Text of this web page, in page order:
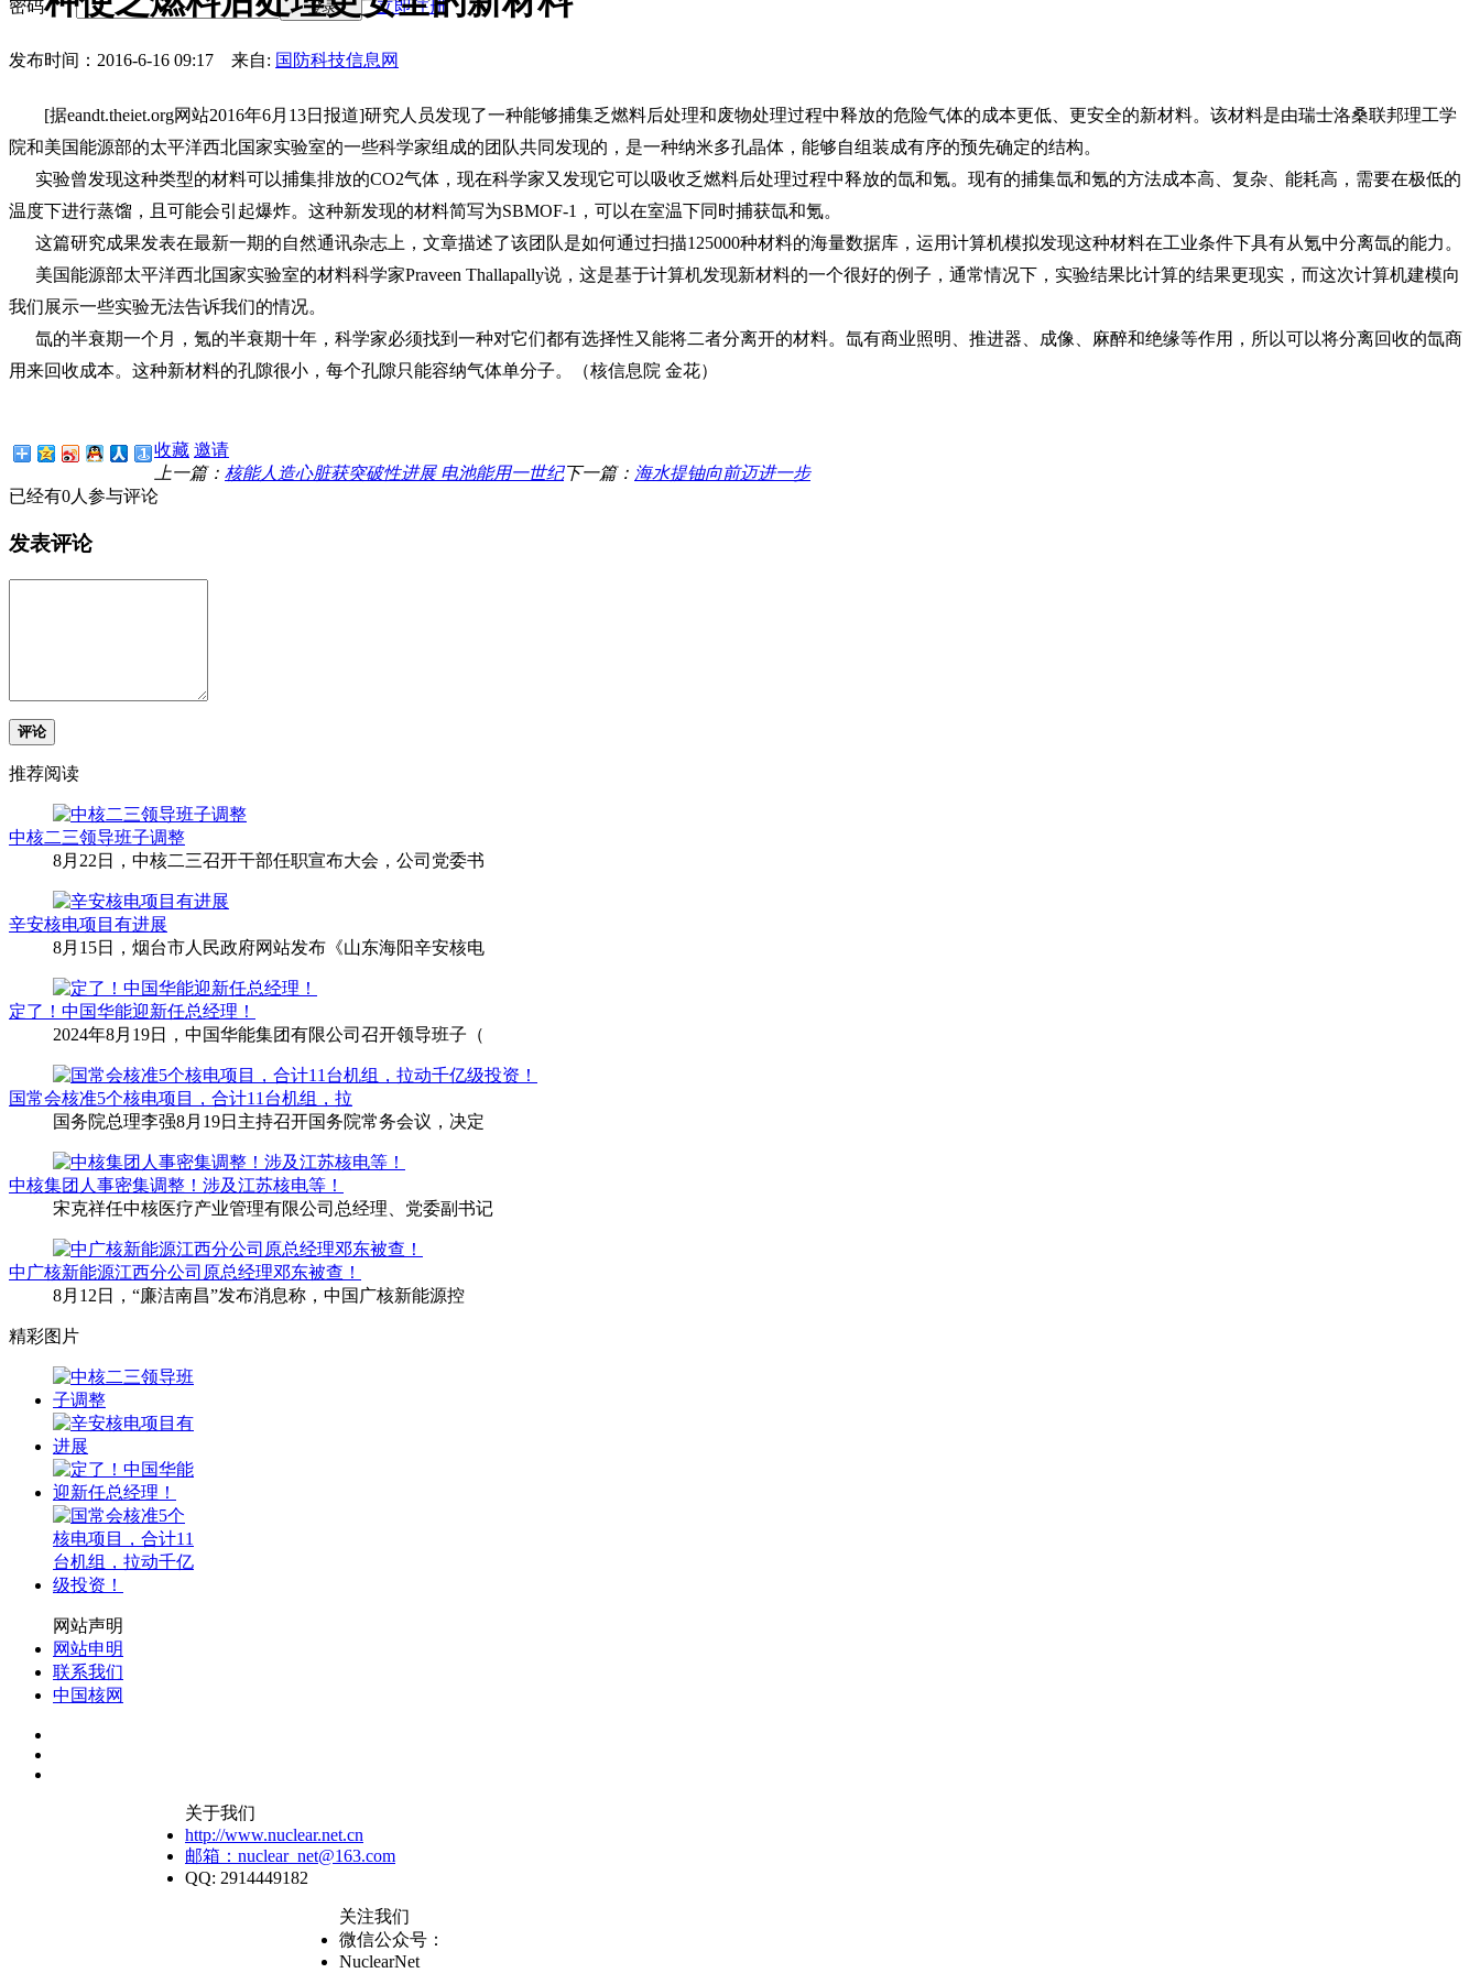
密码 登录 立即注册
发布时间：2016-6-16 09:17 来自: 国防科技信息网
[据eandt.theiet.org网站2016年6月 13日报道]研究人员发现了一种能够捕集乏燃料后处理和废物处理过程中释放的危险气体的成本更低、更安全的新材料。该材料是由瑞士洛桑联邦理工学
院和美国能源部的太平洋西北国家实验室的一些科学家组成的团队共同发现的，是一种纳米多孔晶体，能够自组装成有序的预先确定的结构。
实验曾发现这种类型的材料可以捕集排放的CO2气体，现在科学家又发现它可以吸收乏燃料后处理过程中释放的氙和氪。现有的捕集氙和氪的方法成本高、复杂、能耗高，需要在极低的
温度下进行蒸馏，且可能会引起爆炸。这种新发现的材料简写为SBMOF-1 ，可以在室温下同时捕获氙和氪。
这篇研究成果发表在最新一期的自然通讯杂志上，文章描述了该团队是如何通过扫描125000种材料的海量数据库，运用计算机模拟发现这种材料在工业条件下具有从氪中分离氙的能力。
美国能源部太平洋西北国家实验室的材料科学家Praveen Thallapally说，这是基于计算机发现新材料的一个很好的例子，通常情况下，实验结果比计算的结果更现实，而这次计算机建模向
我们展示一些实验无法告诉我们的情况。
氙的半衰期一个月，氪的半衰期十年，科学家必须找到一种对它们都有选择性又能将二者分离开的材料。氙有商业照明、推进器、成像、麻醉和绝缘等作用，所以可以将分离回收的氙商
用来回收成本。这种新材料的孔隙很小，每个孔隙只能容纳气体单分子。（核信息院 金花）
收藏 邀请
上一篇： 核能人造心脏获突破性进展 电池能用一世纪下一篇： 海水提铀向前迈进一步
已经有0人参与评论
发表评论
评论
推荐阅读
中核二三领导班子调整
8月22日，中核二三召开干部任职宣布大会，公司党委书
辛安核电项目有进展
8月15日，烟台市人民政府网站发布《山东海阳辛安核电
定了！中国华能迎新任总经理！
2024年8月19日，中国华能集团有限公司召开领导班子（
国常会核准5个核电项目，合计11台机组，拉
国务院总理李强8月19日主持召开国务院常务会议，决定
中核集团人事密集调整！涉及江苏核电等！
宋克祥任中核医疗产业管理有限公司总经理、党委副书记
中广核新能源江西分公司原总经理邓东被查！
8月12日，“廉洁南昌”发布消息称，中国广核新能源控
精彩图片
网站声明
网站申明
联系我们
中国核网
关于我们
http://www.nuclear.net.cn
邮箱：nuclear_net@163.com
QQ: 2914449182
关注我们
微信公众号：
NuclearNet